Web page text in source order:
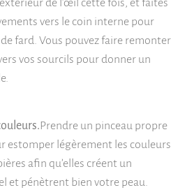
de l’œil cette fois, et faites
vers le coin interne pour
fard. Vous pouvez faire remonter
vos sourcils pour donner un
Prendre un pinceau propre
estomper légèrement les couleurs
afin qu’elles créent un
et pénètrent bien votre peau.